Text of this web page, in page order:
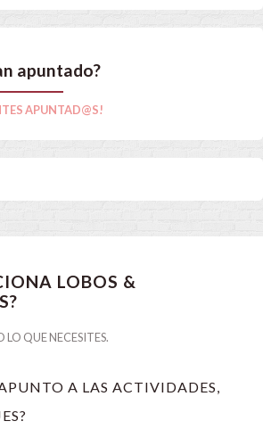
apuntado?
APUNTAD@S!
LOBOS &
QUE NECESITES.
A LAS ACTIVIDADES,